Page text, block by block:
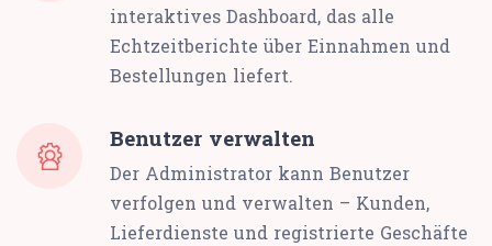
interaktives Dashboard, das alle
Echtzeitberichte über Einnahmen und
Bestellungen liefert.
Benutzer verwalten
Der Administrator kann Benutzer
verfolgen und verwalten – Kunden,
Lieferdienste und registrierte Geschäfte